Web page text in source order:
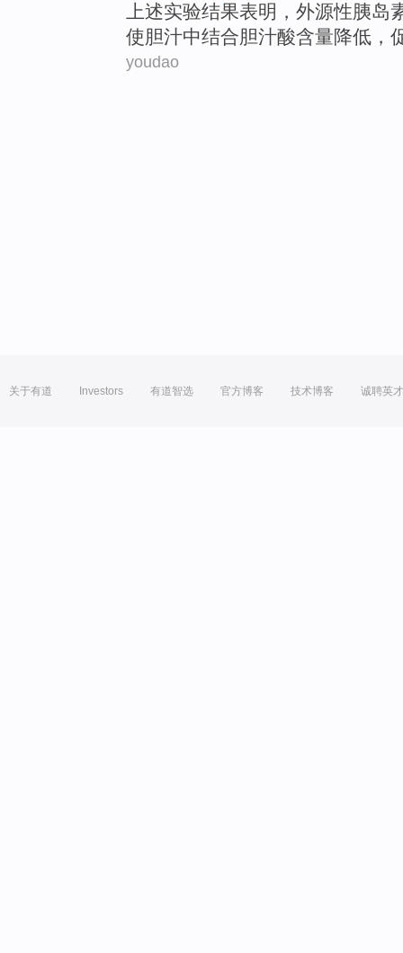
上述实验结果表明 ， 外源性胰岛
使胆汁中结合胆汁酸含量降低 ，
youdao
关于有道 Investors 有道智选 官方博客 技术博客 诚聘英才